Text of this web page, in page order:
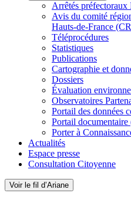
Arrêtés préfectoraux
Avis du comité
Hauts-de-France
Téléprocédures
Statistiques
Publications
Cartographie et
Dossiers
Évaluation
Observatoires
Portail des données
Portail
Porter à
Actualités
Espace presse
Consultation Citoyenne
Voir le fil d’Ariane